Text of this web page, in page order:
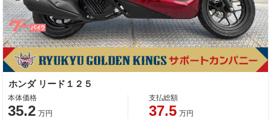
ホンダ リード１２５
本体価格
35.2 万円
支払総額
37.5 万円